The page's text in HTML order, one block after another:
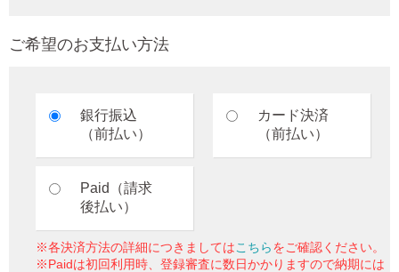
ご希望のお支払い方法
銀行振込
（前払い）
カード決済
（前払い）
Paid（請求
後払い）
※各決済方法の詳細につきましてはこちらをご確認ください。
※Paidは初回利用時、登録審査に数日かかりますので納期には